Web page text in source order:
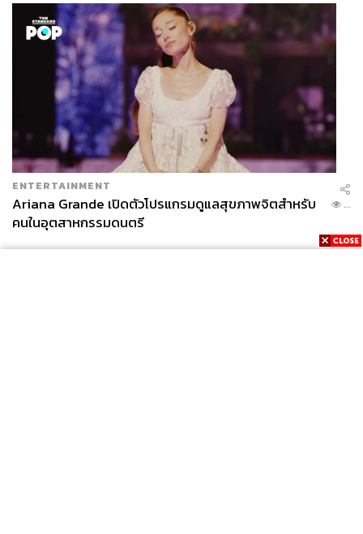
ENTERTAINMENT
Ariana Grande เปิดตัวโปรแกรมดูแลสุขภาพจิตสำหรับ
คนในอุตสาหกรรมดนตรี
...